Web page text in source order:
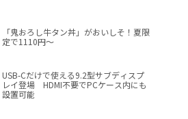
「鬼おろし牛タン丼」がおいしそ！夏限
定で1110円～
USB-Cだけで使える9.2型サブディスプ
レイ登場 HDMI不要でPCケース内にも
設置可能